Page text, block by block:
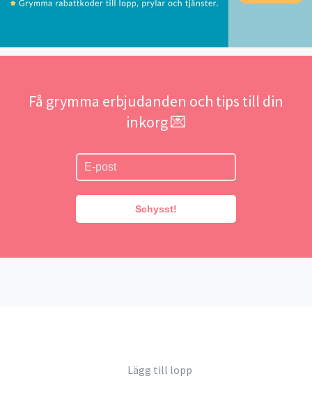
Få grymma erbjudanden och tips till din
inkorg 💌
Schysst!
Lägg till lopp